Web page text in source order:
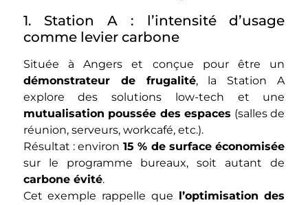
1. Station A : l’intensité d’usage
comme levier carbone
Située à Angers et conçue pour être un
démonstrateur de frugalité, la Station A
explore des solutions low-tech et une
mutualisation poussée des espaces (salles de
réunion, serveurs, workcafé, etc.).
Résultat : environ 15 % de surface économisée
sur le programme bureaux, soit autant de
carbone évité.
Cet exemple rappelle que l’optimisation des